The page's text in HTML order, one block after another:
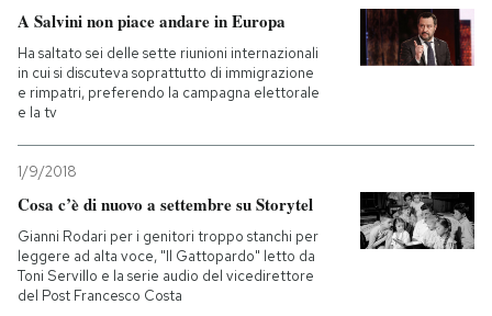
AREA PERSONALE
Entra
A Salvini non piace andare in Europa
Ha saltato sei delle sette riunioni internazionali
in cui si discuteva soprattutto di immigrazione
e rimpatri, preferendo la campagna elettorale
e la tv
1/9/2018
Cosa c’è di nuovo a settembre su Storytel
Gianni Rodari per i genitori troppo stanchi per
leggere ad alta voce, "Il Gattopardo" letto da
Toni Servillo e la serie audio del vicedirettore
del Post Francesco Costa